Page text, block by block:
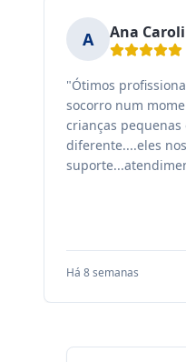
A Ana
"Ótimos
socorro num
crianças pequenas
diferente....eles
Há 8 semanas